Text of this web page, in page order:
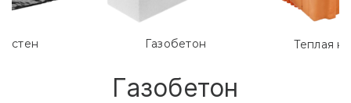
Газобетон Теплая
Газобетон